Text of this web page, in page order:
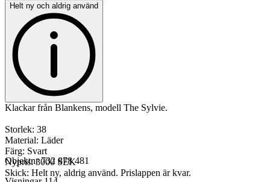
Helt ny och aldrig använd
Klackar från Blankens, modell The Sylvie.
Storlek: 38
Material: Läder
Färg: Svart
Nypris: 3000 SEK
Skick: Helt ny, aldrig använd. Prislappen är kvar.
Objektnr 732 878 481